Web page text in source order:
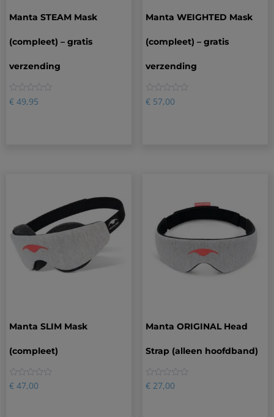
Manta STEAM Mask
(compleet) – gratis
verzending
0
€ 49,95
Manta WEIGHTED Mask
(compleet) – gratis
verzending
0
€57,00
Manta SLIM Mask
(compleet)
0
€ 47,00
Manta ORIGINAL Head
Strap (alleen hoofdband)
0
€27,00